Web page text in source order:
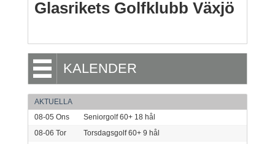
Glasrikets Golfklubb Växjö
KALENDER
AKTUELLA
08-05 Ons
Seniorgolf 60+ 18 hål
08-06 Tor
Torsdagsgolf 60+ 9 hål